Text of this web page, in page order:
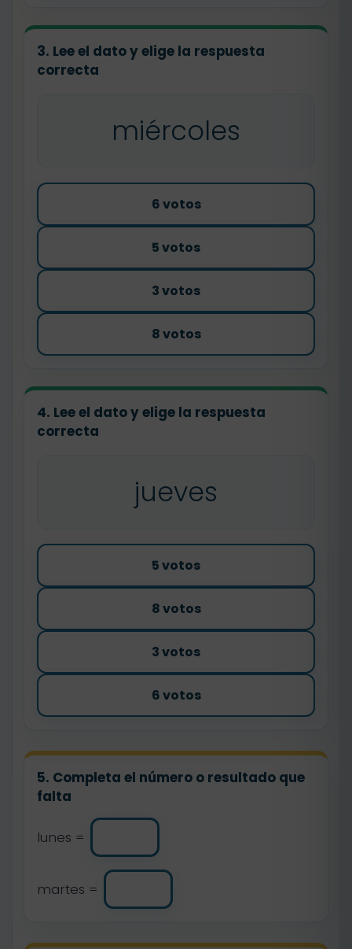
3. Lee el dato y elige la respuesta
correcta
miércoles
6 votos
5 votos
3 votos
8 votos
4. Lee el dato y elige la respuesta
correcta
jueves
5 votos
8 votos
3 votos
6 votos
5. Completa el número o resultado que
falta
lunes =
martes =